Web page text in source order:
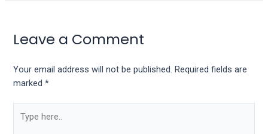
Leave a Comment
Your email address will not be published. Required fields are
marked*
here..